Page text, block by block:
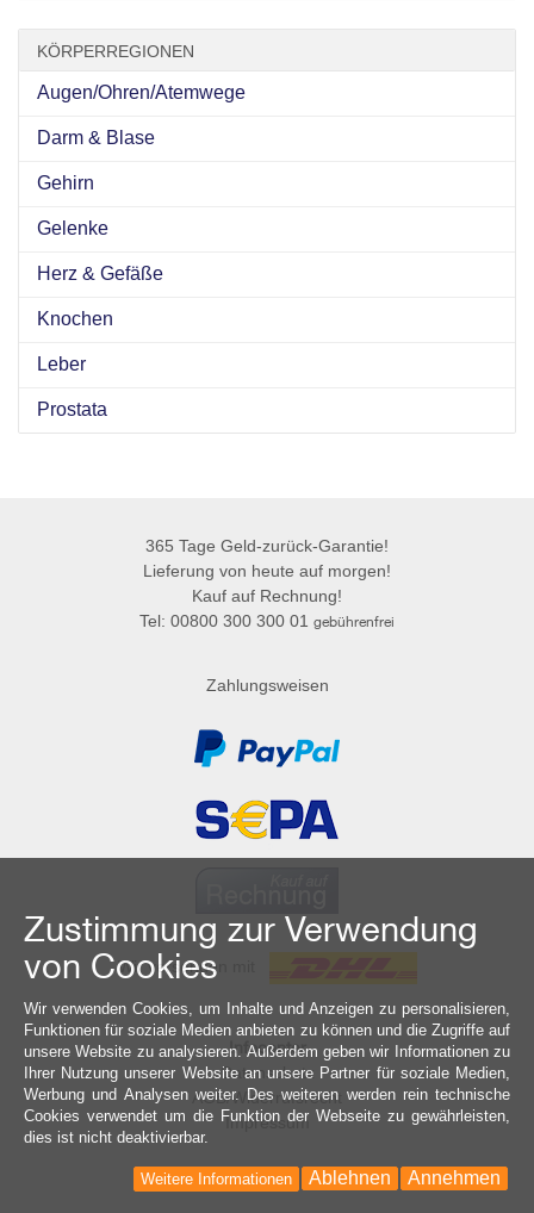
KÖRPERREGIONEN
Augen/Ohren/Atemwege
Darm & Blase
Gehirn
Gelenke
Herz & Gefäße
Knochen
Leber
Prostata
365 Tage Geld-zurück-Garantie!
Lieferung von heute auf morgen!
Kauf auf Rechnung!
Tel: 00800 300 300 01 gebührenfrei
Zahlungsweisen
Wir versenden mit
Infocenter
Datenschutz
AGB/Widerrufsrecht
Impressum
Zustimmung zur Verwendung
von Cookies
Wir verwenden Cookies, um Inhalte und Anzeigen zu personalisieren,
Funktionen für soziale Medien anbieten zu können und die Zugriffe auf
unsere Website zu analysieren. Außerdem geben wir Informationen zu
Ihrer Nutzung unserer Website an unsere Partner für soziale Medien,
Werbung und Analysen weiter. Des weiteren werden rein technische
Cookies verwendet um die Funktion der Webseite zu gewährleisten,
dies ist nicht deaktivierbar.
Annehmen
Ablehnen
Weitere Informationen